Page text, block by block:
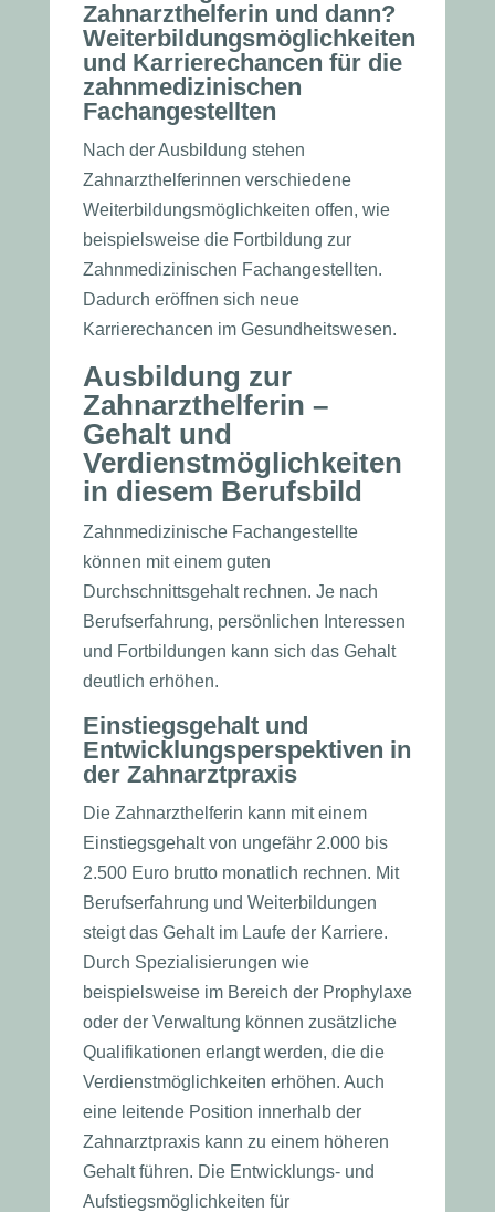
Zahnarzthelferin und dann?
Weiterbildungsmöglichkeiten
und Karrierechancen für die
zahnmedizinischen
Fachangestellten
Nach der Ausbildung stehen
Zahnarzthelferinnen verschiedene
Weiterbildungsmöglichkeiten offen, wie
beispielsweise die Fortbildung zur
Zahnmedizinischen Fachangestellten.
Dadurch eröffnen sich neue
Karrierechancen im Gesundheitswesen.
Ausbildung zur
Zahnarzthelferin –
Gehalt und
Verdienstmöglichkeiten
in diesem Berufsbild
Zahnmedizinische Fachangestellte
können mit einem guten
Durchschnittsgehalt rechnen. Je nach
Berufserfahrung, persönlichen Interessen
und Fortbildungen kann sich das Gehalt
deutlich erhöhen.
Einstiegsgehalt und
Entwicklungsperspektiven in
der Zahnarztpraxis
Die Zahnarzthelferin kann mit einem
Einstiegsgehalt von ungefähr 2.000 bis
2.500 Euro brutto monatlich rechnen. Mit
Berufserfahrung und Weiterbildungen
steigt das Gehalt im Laufe der Karriere.
Durch Spezialisierungen wie
beispielsweise im Bereich der Prophylaxe
oder der Verwaltung können zusätzliche
Qualifikationen erlangt werden, die die
Verdienstmöglichkeiten erhöhen. Auch
eine leitende Position innerhalb der
Zahnarztpraxis kann zu einem höheren
Gehalt führen. Die Entwicklungs- und
Aufstiegsmöglichkeiten für